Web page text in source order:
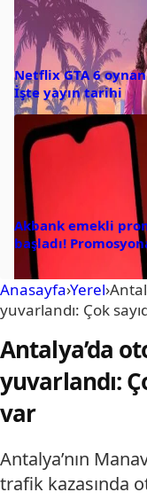
Netflix GTA 6
İşte yayın tarihi
Akbank emekli
başladı!
Anasayfa›Yerel›
yuvarlandı: Çok
Antalya’da
yuvarlandı:
var
Antalya’nın
trafik kazasında